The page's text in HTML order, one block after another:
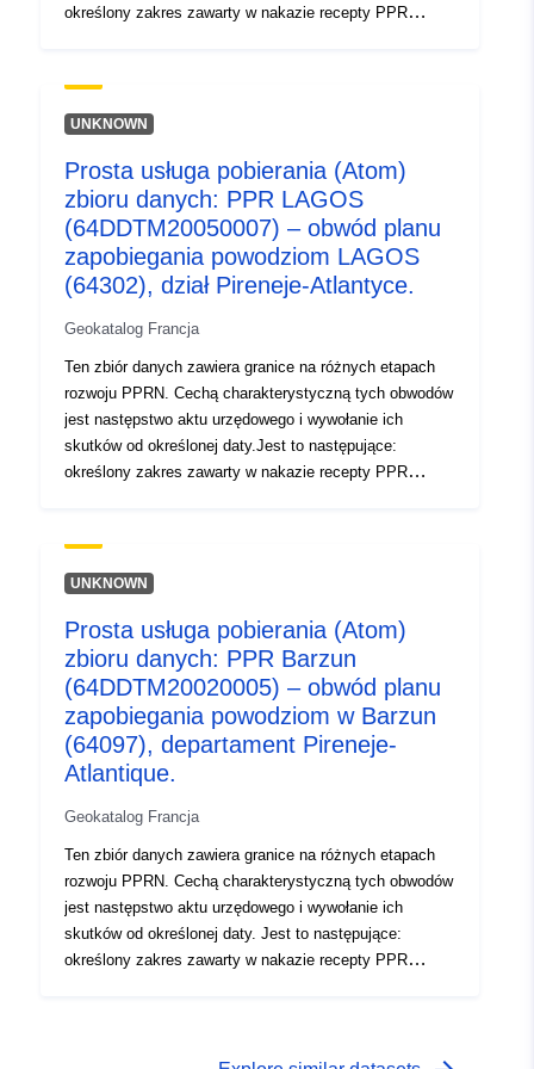
określony zakres zawarty w nakazie recepty PPR
zatwierdzony RPP. Ten zatwierdzony obwód jest
służebnością użytkową (PM1 dla PPRN i PM3 dla
której badano zagrożenia. Tabela obwodów
zidentyfikowanych podczas badania PPR. Tabela
zawiera co najmniej zalecane obwody dla RPP w
wymaganym stanie oraz zalecane i obwody narażenia
na ryzyko dla zatwierdzonych RPP.
UNKNOWN
Prosta usługa pobierania (Atom)
zbioru danych: PPR LAGOS
(64DDTM20050007) – obwód planu
zapobiegania powodziom LAGOS
(64302), dział Pireneje-Atlantyce.
Geokatalog Francja
Ten zbiór danych zawiera granice na różnych etapach
rozwoju PPRN. Cechą charakterystyczną tych obwodów
jest następstwo aktu urzędowego i wywołanie ich
skutków od określonej daty.Jest to następujące:
określony zakres zawarty w nakazie recepty PPR
zatwierdzony RPP.Ten zatwierdzony obwód jest
służebnością użytkową (PM1 dla PPRN i PM3 dla
której badano zagrożenia. Tabela obwodów
zidentyfikowanych podczas badania PPR. Tabela
zawiera co najmniej zalecane obwody dla RPP w
wymaganym stanie oraz zalecane i obwody narażenia
na ryzyko dla zatwierdzonych RPP.
UNKNOWN
Prosta usługa pobierania (Atom)
zbioru danych: PPR Barzun
(64DDTM20020005) – obwód planu
zapobiegania powodziom w Barzun
(64097), departament Pireneje-
Atlantique.
Geokatalog Francja
Ten zbiór danych zawiera granice na różnych etapach
rozwoju PPRN. Cechą charakterystyczną tych obwodów
jest następstwo aktu urzędowego i wywołanie ich
skutków od określonej daty. Jest to następujące:
określony zakres zawarty w nakazie recepty PPR
służebnością użytkową (PM1 dla PPRN i PM3 dla